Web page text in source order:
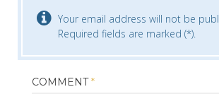
Your email address will not be
Required fields are marked (*).
COMMENT*